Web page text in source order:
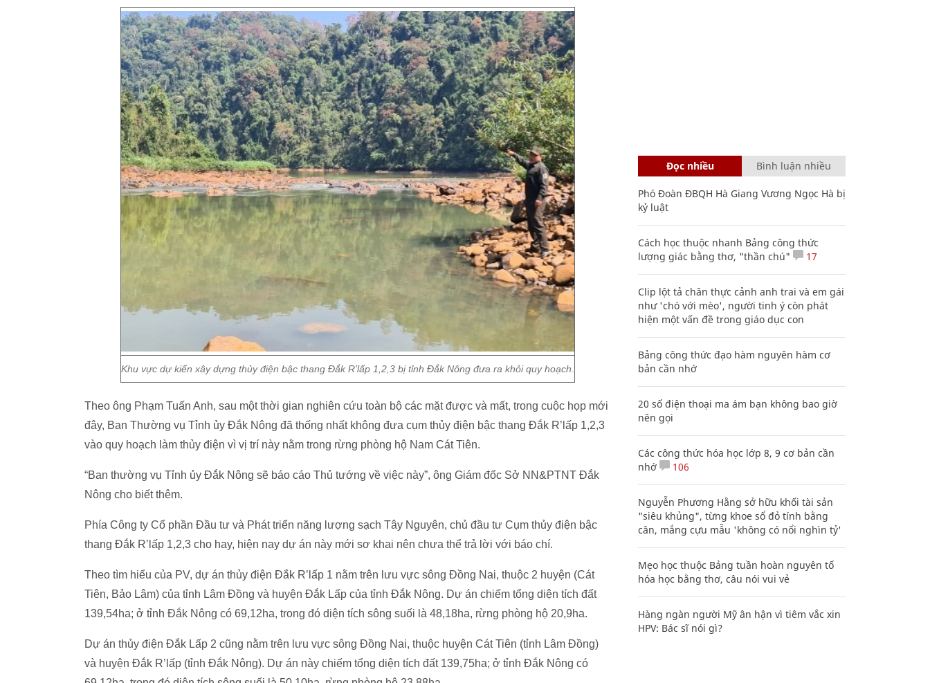
Khu vực dự kiến xây dựng thủy điện bậc thang Đắk R’lấp 1,2,3 bị tỉnh Đắk Nông đưa ra khỏi quy hoạch.
Theo ông Phạm Tuấn Anh, sau một thời gian nghiên cứu toàn bộ các mặt được và mất, trong cuộc họp mới
đây, Ban Thường vụ Tỉnh ủy Đắk Nông đã thống nhất không đưa cụm thủy điện bậc thang Đắk R’lấp 1,2,3
vào quy hoạch làm thủy điện vì vị trí này nằm trong rừng phòng hộ Nam Cát Tiên.
“Ban thường vụ Tỉnh ủy Đắk Nông sẽ báo cáo Thủ tướng về việc này”, ông Giám đốc Sở NN&PTNT Đắk
Nông cho biết thêm.
Phía Công ty Cổ phần Đầu tư và Phát triển năng lượng sạch Tây Nguyên, chủ đầu tư Cụm thủy điện bậc
thang Đắk R’lấp 1,2,3 cho hay, hiện nay dự án này mới sơ khai nên chưa thể trả lời với báo chí.
Theo tìm hiểu của PV, dự án thủy điện Đắk R’lấp 1 nằm trên lưu vực sông Đồng Nai, thuộc 2 huyện (Cát
Tiên, Bảo Lâm) của tỉnh Lâm Đồng và huyện Đắk Lấp của tỉnh Đắk Nông. Dự án chiếm tổng diện tích đất
139,54ha; ở tỉnh Đắk Nông có 69,12ha, trong đó diện tích sông suối là 48,18ha, rừng phòng hộ 20,9ha.
Dự án thủy điện Đắk Lấp 2 cũng nằm trên lưu vực sông Đồng Nai, thuộc huyện Cát Tiên (tỉnh Lâm Đồng)
và huyện Đắk R’lấp (tỉnh Đắk Nông). Dự án này chiếm tổng diện tích đất 139,75ha; ở tỉnh Đắk Nông có
Đọc nhiều Bình luận nhiều
Phó Đoàn ĐBQH Hà Giang Vương Ngọc Hà bị
kỷ luật
Cách học thuộc nhanh Bảng công thức
lượng giác bằng thơ, "thần chú"
17
Clip lột tả chân thực cảnh anh trai và em gái
như 'chó với mèo', người tinh ý còn phát
hiện một vấn đề trong giáo dục con
Bảng công thức đạo hàm nguyên hàm cơ
bản cần nhớ
20 số điện thoại ma ám bạn không bao giờ
nên gọi
Các công thức hóa học lớp 8, 9 cơ bản cần
nhớ
106
Nguyễn Phương Hằng sở hữu khối tài sản
"siêu khủng", từng khoe sổ đỏ tính bằng
cân, mắng cựu mẫu 'không có nổi nghìn tỷ'
Mẹo học thuộc Bảng tuần hoàn nguyên tố
hóa học bằng thơ, câu nói vui vẻ
Hàng ngàn người Mỹ ân hận vì tiêm vắc xin
HPV: Bác sĩ nói gì?